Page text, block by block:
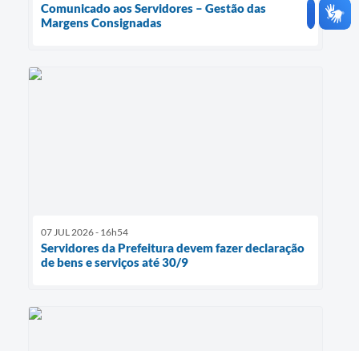
Comunicado aos Servidores – Gestão das
Margens Consignadas
07 JUL 2026 - 16h54
Servidores da Prefeitura devem fazer declaração
de bens e serviços até 30/9